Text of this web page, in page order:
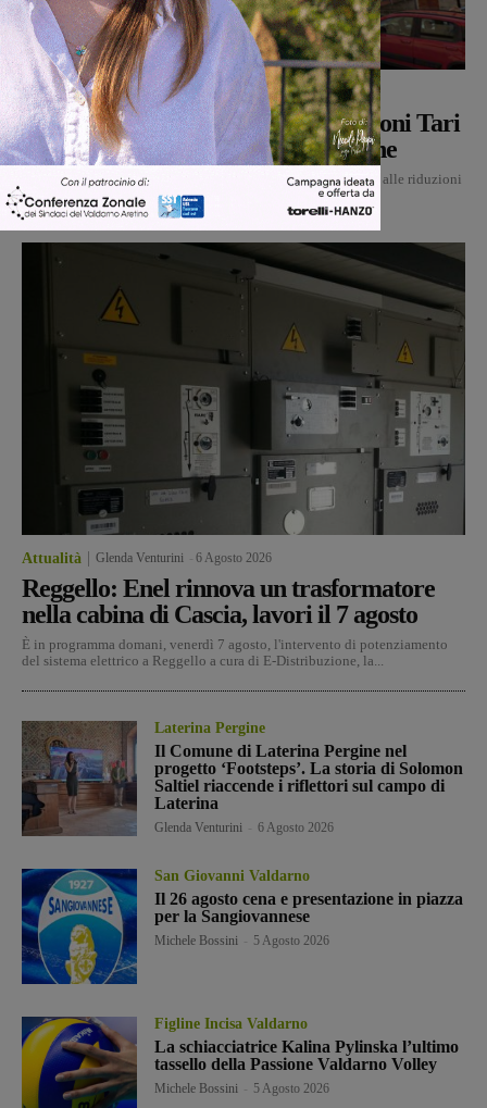
Figline Incisa Valdarno Glenda Venturini -6 Agosto 2026
Figline e Incisa: approvate le riduzioni Tari
per cittadini e utenze non domestiche
Via libera nell’ultimo Consiglio comunale di Figline e Incisa alle riduzioni
sulla Tariffa rifiuti per il 2026, che il...
Attualità Glenda Venturini 6 Agosto 2026
Reggello: Enel rinnova un trasformatore
nella cabina di Cascia, lavori il 7 agosto
È in programma domani, venerdì 7 agosto, l'intervento di potenziamento
del sistema elettrico a Reggello a cura di E-Distribuzione, la...
Laterina Pergine
Il Comune di Laterina Pergine nel
progetto ‘Footsteps’. La storia di Solomon
Saltiel riaccende i riflettori sul campo di
Laterina
Glenda Venturini 6 Agosto 2026
San Giovanni Valdarno
Il 26 agosto cena e presentazione in piazza
per la Sangiovannese
Michele Bossini 5 Agosto 2026
Figline Incisa Valdarno
La schiacciatrice Kalina Pylinska l’ultimo
tassello della Passione Valdarno Volley
Michele Bossini 5 Agosto 2026